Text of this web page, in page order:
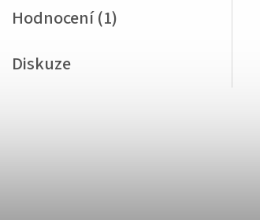
Hodnocení (1)
Diskuze